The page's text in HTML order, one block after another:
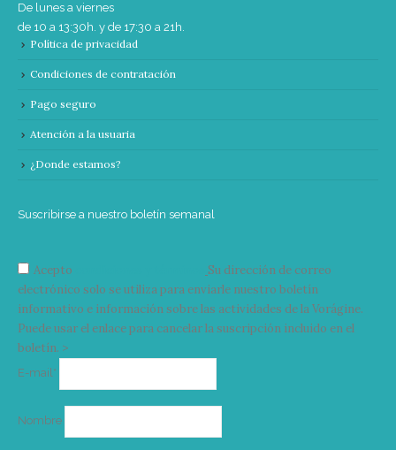
De lunes a viernes
de 10 a 13:30h. y de 17:30 a 21h.
Política de privacidad
Condiciones de contratación
Pago seguro
Atención a la usuaria
¿Donde estamos?
Suscribirse a nuestro boletín semanal
Acepto
Su dirección de correo
electrónico solo se utiliza para enviarle nuestro boletín
informativo e información sobre las actividades de la Vorágine.
Puede usar el enlace para cancelar la suscripción incluido en el
boletín. >
E-mail*
Nombre